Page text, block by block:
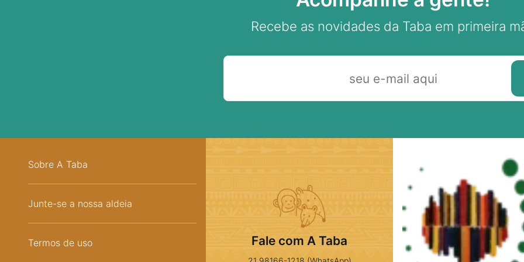
Recebe as novidades da Taba em primeira
Sobre A Taba
Junte-se a nossa aldeia
Termos de uso Fale com A Taba